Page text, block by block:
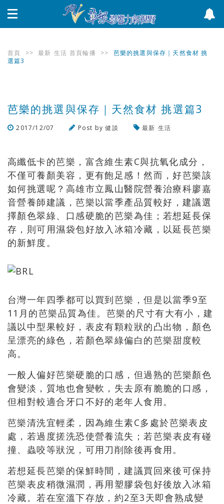
首頁 >> 最新 生活 首頁輪播 >>
芭樂的挑選與保存｜天然食材 挑
選篇3
芭樂的挑選與保存｜天然食材 挑選篇3
2017/12/07 Post by健談 最新 生活
高纖低卡的芭樂 ，富含維生素C與抗氧化成分，
不僅可養顏美容，更有飽足感！然而，好芭樂該
如何挑選呢？高雄市立鳳山醫院營養治療科廖嘉
音營養師建議，芭樂以當季產品質較好，建議選
擇顏色翠綠、口感硬脆的芭樂為佳；若想延長保
存，則可用濕袋包好放入冰箱冷藏，以延長芭樂
的新鮮度。
台灣一年四季都可以買到芭樂 ，但是以當季9至
11月的芭樂品質為佳。 芭樂的尺寸有大有小，建
議以中型果較好，表皮有顆粒狀的凸出物，顏色
呈漂亮的綠色，若顏色翠綠偏白的芭樂甜度較
高。
一般人偏好芭樂硬脆的口感，但過熟的芭樂顏色
會變淡，質地也會變軟，失去原有脆脆的口感，
但相對較適合牙口不好的老年人食用。
芭樂清洗宜輕柔，因為維生素C多處於芭樂表皮
處，若過度搓洗恐使營養流失；若芭樂表皮有碰
撞、蟲咬等狀況，可用刀削除後再食用。
若想延長芭樂的保鮮時間，建議買回來後可保持
芭樂表皮稍微濕潤，再用塑膠袋包好後放入冰箱
冷藏。若在室溫下存放，約2至3天即會熟成變